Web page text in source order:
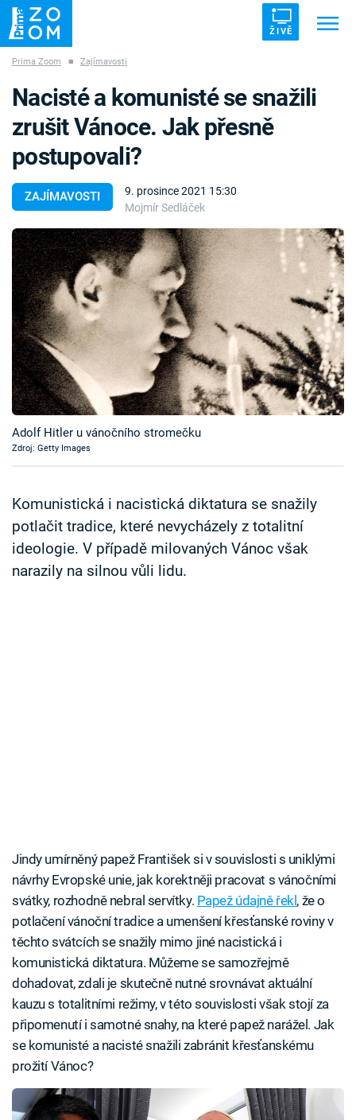
ŽIVĚ
ZÁHADY VETŘELCI DÁVNOVĚKU
Témata
Témata
Pořady
TV Program
Časopis
Sledujte prima+
Sledujte nás
Prima Zoom ■ Zajímavosti
ZAJÍMAVOSTI
9. prosince 2021 15:30
Mojmír Sedláček
Nacisté a komunisté se snažili
zrušit Vánoce. Jak přesně
postupovali?
Adolf Hitler u vánočního stromečku
Zdroj: Getty Images
Komunistická i nacistická diktatura se snažily
potlačit tradice, které nevycházely z totalitní
ideologie. V případě milovaných Vánoc však
narazily na silnou vůli lidu.
Jindy umírněný papež František si v souvislosti s uniklými
návrhy Evropské unie, jak korektněji pracovat s vánočními
svátky, rozhodně nebral servítky. Papež údajně řekl , že o
potlačení vánoční tradice a umenšení křesťanské roviny v
těchto svátcích se snažily mimo jiné nacistická i
komunistická diktatura. Můžeme se samozřejmě
dohadovat, zdali je skutečně nutné srovnávat aktuální
kauzu s totalitními režimy, v této souvislosti však stojí za
připomenutí i samotné snahy, na které papež narážel. Jak
se komunisté a nacisté snažili zabránit křesťanskému
prožití Vánoc?